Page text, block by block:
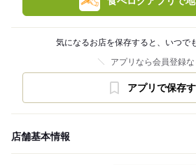
気になるお店を保存すると、いつで
アプリなら会員登録な
アプリで保存
店舗基本情報